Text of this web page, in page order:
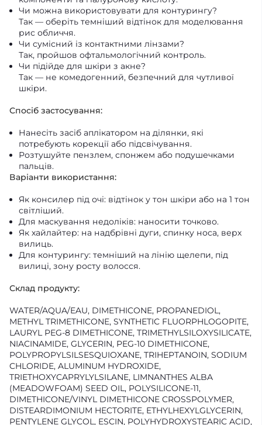
Чи можна використовувати для контурингу?
Так — оберіть темніший відтінок для моделювання
рис обличчя.
Чи сумісний із контактними лінзами?
Так, пройшов офтальмологічний контроль.
Чи підійде для шкіри з акне?
Так — не комедогенний, безпечний для чутливої
шкіри.
Спосіб застосування:
Нанесіть засіб аплікатором на ділянки, які
потребують корекції або підсвічування.
Розтушуйте пензлем, спонжем або подушечками
пальців.
Варіанти використання:
Як консилер під очі: відтінок у тон шкіри або на 1 тон
світліший.
Для маскування недоліків: наносити точково.
Як хайлайтер: на надбрівні дуги, спинку носа, верх
вилиць.
Для контурингу: темніший на лінію щелепи, під
вилиці, зону росту волосся.
Склад продукту:
WATER/AQUA/EAU, DIMETHICONE, PROPANEDIOL,
METHYL TRIMETHICONE, SYNTHETIC FLUORPHLOGOPITE,
LAURYL PEG-8 DIMETHICONE, TRIMETHYLSILOXYSILICATE,
NIACINAMIDE, GLYCERIN, PEG-10 DIMETHICONE,
POLYPROPYLSILSESQUIOXANE, TRIHEPTANOIN, SODIUM
CHLORIDE, ALUMINUM HYDROXIDE,
TRIETHOXYCAPRYLYLSILANE, LIMNANTHES ALBA
(MEADOWFOAM) SEED OIL, POLYSILICONE-11,
DIMETHICONE/VINYL DIMETHICONE CROSSPOLYMER,
DISTEARDIMONIUM HECTORITE, ETHYLHEXYLGLYCERIN,
PENTYLENE GLYCOL, ESCIN, POLYHYDROXYSTEARIC ACID,